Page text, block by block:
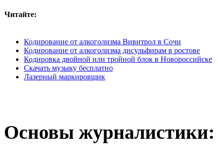
Читайте:
Кодирование от алкоголизма Вивитрол в Сочи
Кодирование от алкоголизма дисульфирам в ростове
Кодировка двойной или тройной блок в Новороссийске
Скачать музыку бесплатно
Лазерный маркировщик
Основы журналистики: